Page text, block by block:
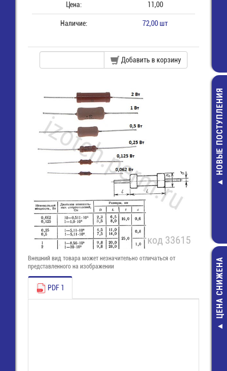
RQA-
Вентилятор
220B
НОВЫЕ ПОСТУПЛЕНИЯ
ЦЕНА СНИЖЕНА
Цена: 11,00
Наличие: 72,00 шт
Добавить в корзину
Внешний вид товара может незначительно отличаться от
представленного на изображении
PDF 1